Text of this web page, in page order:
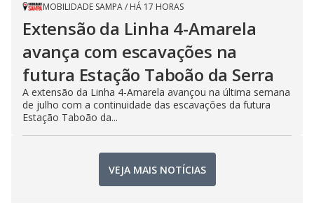
MOBILIDADE SAMPA/ HÁ 17 HORAS
Extensão da Linha 4-Amarela
avança com escavações na
futura Estação Taboão da Serra
A extensão da Linha 4-Amarela avançou na última semana
de julho com a continuidade das escavações da futura
Estação Taboão da...
VEJA MAIS NOTÍCIAS